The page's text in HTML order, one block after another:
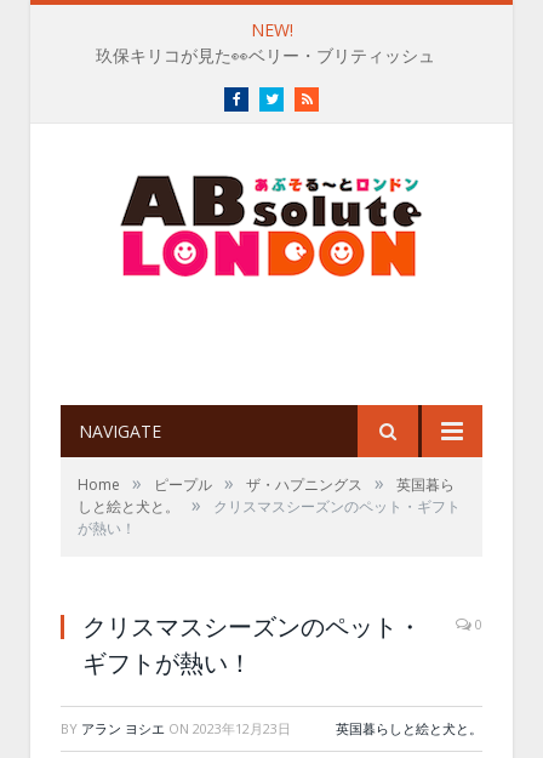
NEW!
玖保キリコが見た👀ベリー・ブリティッシュ
FacebookTwitterRSS
NAVIGATE
Home » ピープル » ザ・ハプニングス »
英国暮ら
しと絵と犬と。
»
クリスマスシーズンのペット・ギフト
が熱い！
クリスマスシーズンのペット・
ギフトが熱い！
0
BY アラン ヨシエ ON 2023年12月23日 英国暮らしと絵と犬と。